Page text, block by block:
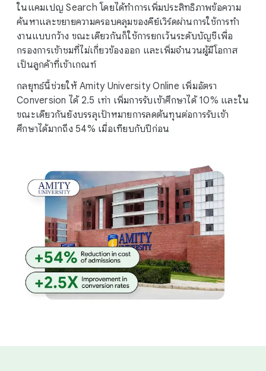
ในแคมเปญ Search โดยได้ทำการเพิ่มประสิทธิภาพข้อความ
ค้นหาและขยายความครอบคลุมของคีย์เวิร์ดผ่านการใช้การทํา
งานแบบกว้าง ขณะเดียวกันก็ใช้การยกเว้นระดับบัญชีเพื่อ
กรองการเข้าชมที่ไม่เกี่ยวข้องออก และเพิ่มจำนวนผู้มีโอกาส
เป็นลูกค้าที่เข้าเกณฑ์
กลยุทธ์นี้ช่วยให้ Amity University Online เพิ่มอัตรา
Conversion ได้ 2.5 เท่า เพิ่มการรับเข้าศึกษาได้ 10% และใน
ขณะเดียวกันยังบรรลุเป้าหมายการลดต้นทุนต่อการรับเข้า
ศึกษาได้มากถึง 54% เมื่อเทียบกับปีก่อน